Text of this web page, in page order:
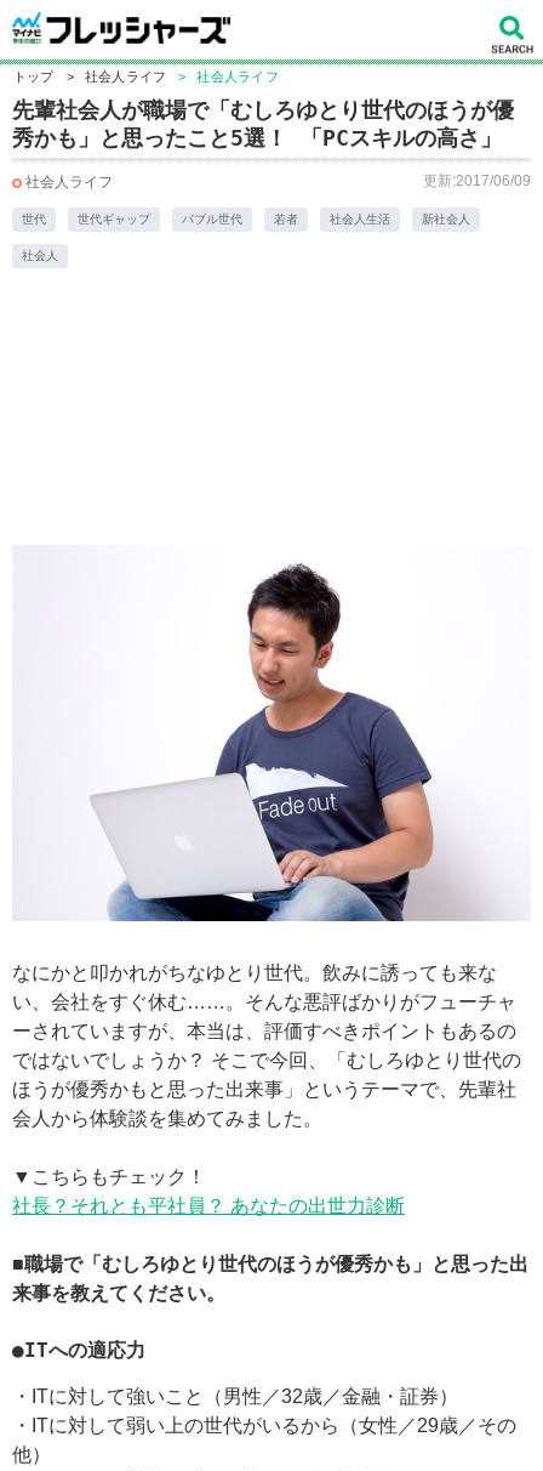
トップ > 社会人ライフ > 社会人ライフ
先輩社会人が職場で「むしろゆとり世代のほうが優
秀かも」と思ったこと5選！ 「PCスキルの高さ」
社会人ライフ 更新:2017/06/09
世代 世代ギャップ バブル世代 若者 社会人生活 新社会人
社会人
なにかと叩かれがちなゆとり世代。飲みに誘っても来な
い、会社をすぐ休む……。そんな悪評ばかりがフューチャ
ーされていますが、本当は、評価すべきポイントもあるの
ではないでしょうか？ そこで今回、「むしろゆとり世代の
ほうが優秀かもと思った出来事」というテーマで、先輩社
会人から体験談を集めてみました。
▼こちらもチェック！
社長？それとも平社員？ あなたの出世力診断
■職場で「むしろゆとり世代のほうが優秀かも」と思った出
来事を教えてください。
●ITへの適応力
・ITに対して強いこと（男性／32歳／金融・証券）
・ITに対して弱い上の世代がいるから（女性／29歳／その
他）